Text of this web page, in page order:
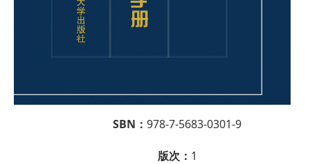
SBN： 978-7-5683-0301-9
版次： 1